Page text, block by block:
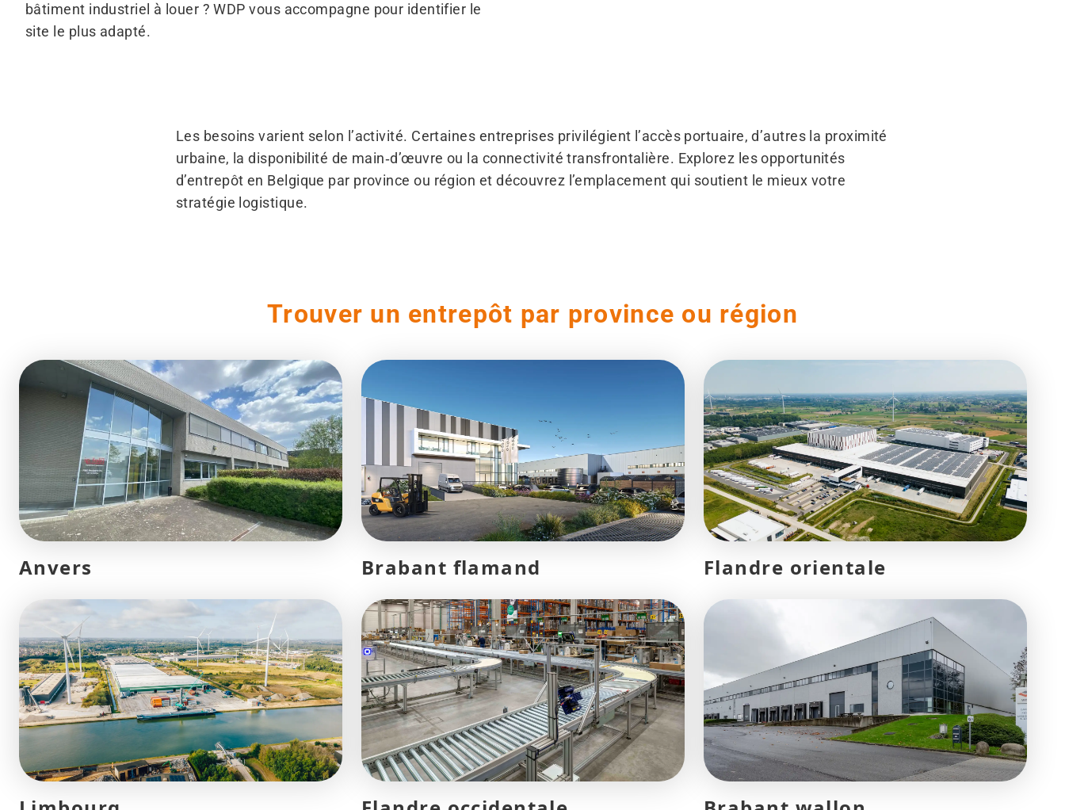
bâtiment industriel à louer ? WDP vous accompagne pour identifier le
site le plus adapté.
Les besoins varient selon l’activité. Certaines entreprises privilégient l’accès portuaire, d’autres la proximité
urbaine, la disponibilité de main‑d’œuvre ou la connectivité transfrontalière. Explorez les opportunités
d’entrepôt en Belgique par province ou région et découvrez l’emplacement qui soutient le mieux votre
stratégie logistique.
Trouver un entrepôt par province ou région
Anvers Brabant flamand Flandre orientale